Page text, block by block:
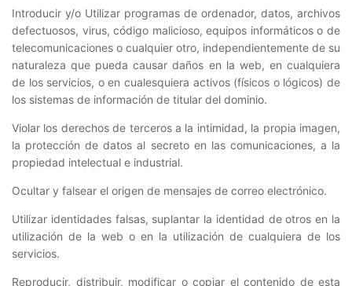
Introducir y/o Utilizar programas de ordenador, datos, archivos
defectuosos, virus, código malicioso, equipos informáticos o de
telecomunicaciones o cualquier otro, independientemente de su
naturaleza que pueda causar daños en la web, en cualquiera
de los servicios, o en cualesquiera activos (físicos o lógicos) de
los sistemas de información de titular del dominio.
Violar los derechos de terceros a la intimidad, la propia imagen,
la protección de datos al secreto en las comunicaciones, a la
propiedad intelectual e industrial.
Ocultar y falsear el origen de mensajes de correo electrónico.
Utilizar identidades falsas, suplantar la identidad de otros en la
utilización de la web o en la utilización de cualquiera de los
servicios.
Reproducir, distribuir, modificar o copiar el contenido de esta